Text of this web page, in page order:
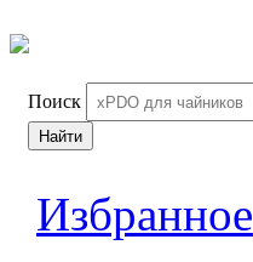
Поиск
Найти
Избранное